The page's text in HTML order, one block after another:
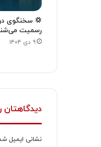
💢 سخنگوی
رسمیت
۹ دی ۱۴۰۴
دیدگاهتان
نشانی ایمیل